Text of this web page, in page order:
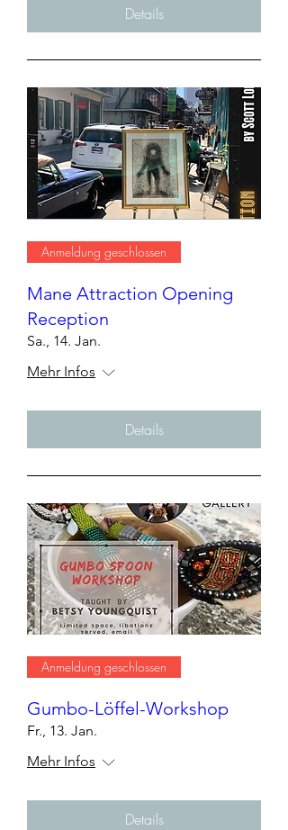
Details
Anmeldung geschlossen
Mane Attraction Opening
Reception
Sa., 14. Jan.
Mehr Infos
Details
Anmeldung geschlossen
Gumbo-Löffel-Workshop
Fr., 13. Jan.
Mehr Infos
Details